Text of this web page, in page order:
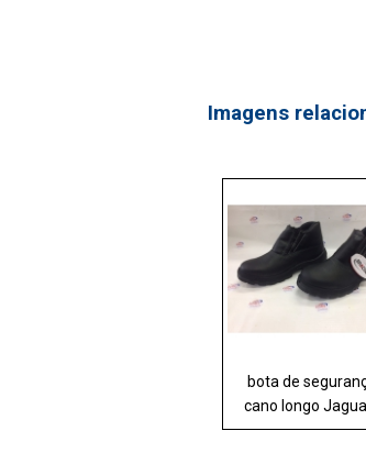
Imagens
bota de
cano longo